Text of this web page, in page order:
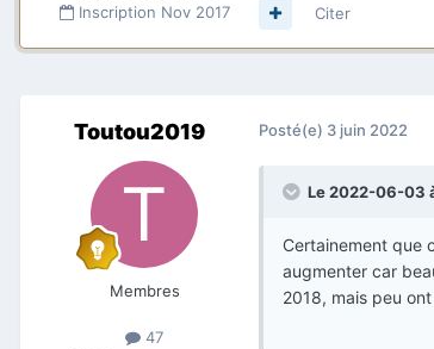
Inscription Nov 2017 Citer
Toutou2019
Membres
47
Posté(e) 3 juin 2022
Le 2022-06-03
Certainement que
augmenter car
2018, mais peu